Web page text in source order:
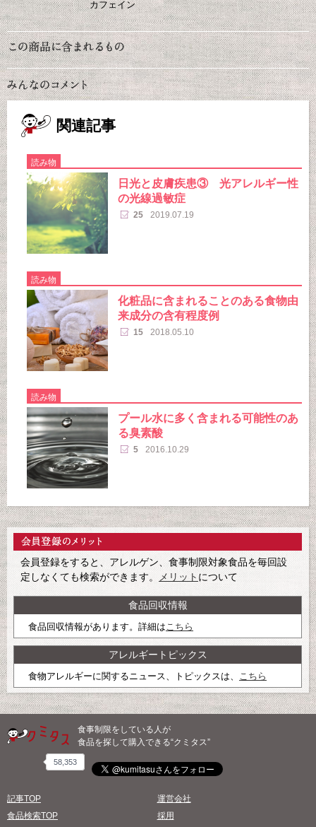
カフェイン
関連記事
読み物
日光と皮膚疾患③ 光アレルギー性
の光線過敏症
25 2019.07.19
読み物
化粧品に含まれることのある食物由
来成分の含有程度例
15 2018.05.10
読み物
プール水に多く含まれる可能性のあ
る臭素酸
5 2016.10.29
会員登録をすると、アレルゲン、食事制限対象食品を毎回設
定しなくても検索ができます。
メリット について
食品回収情報
食品回収情報があります。詳細はこちら
アレルギートピックス
食物アレルギーに関するニュース、トピックスは、 こちら
食事制限をしている人が
食品を探して購入できる“クミタス”
58,353
記事TOP
食品検索TOP
運営会社
採用